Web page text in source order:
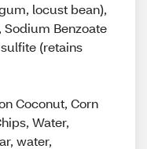
locust bean),
Benzoate
(retains
Coconut, Corn
Water,
water,